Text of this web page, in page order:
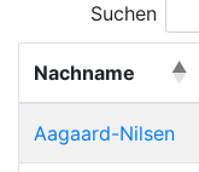
Suchen
Nachname
Aagaard-Nilsen